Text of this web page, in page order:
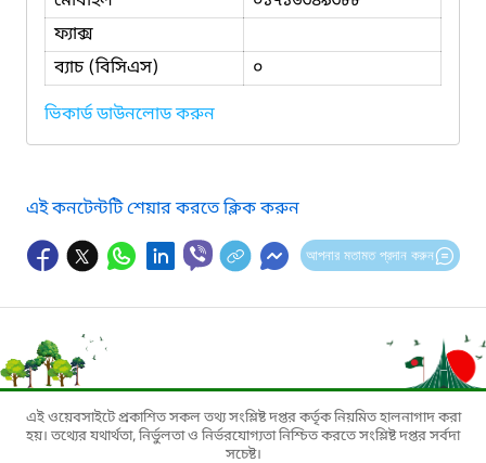
ফ্যাক্স
ব্যাচ (বিসিএস)
০
ভিকার্ড ডাউনলোড করুন
এই কনটেন্টটি শেয়ার করতে ক্লিক করুন
আপনার মতামত প্রদান করুন
এই ওয়েবসাইটে প্রকাশিত সকল তথ্য সংশ্লিষ্ট দপ্তর কর্তৃক নিয়মিত হালনাগাদ করা
হয়। তথ্যের যথার্থতা, নির্ভুলতা ও নির্ভরযোগ্যতা নিশ্চিত করতে সংশ্লিষ্ট দপ্তর সর্বদা
সচেষ্ট।